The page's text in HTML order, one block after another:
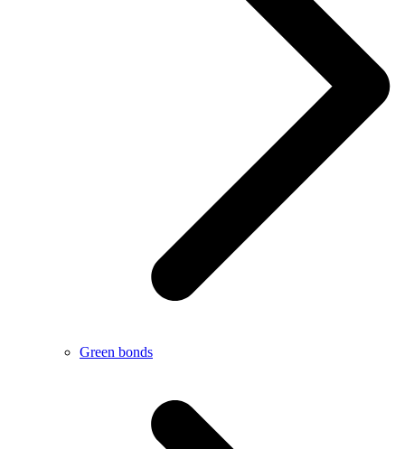
Green bonds